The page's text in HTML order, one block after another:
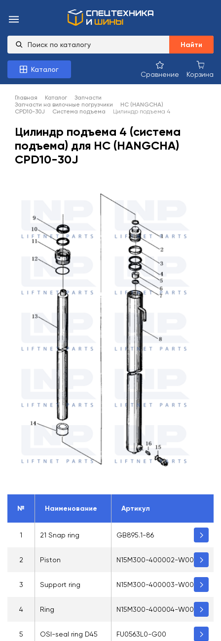
Найти
Каталог
Сравнение Корзина
Главная Каталог
Запчасти
Запчасти на вилочные погрузчики
HC (HANGCHA)
CPD10-30J
Система подъема Цилиндр подъема 4
Цилиндр подъема 4 (система
подъема) для HC (HANGCHA)
CPD10-30J
№ Наименование Артикул
1 21 Snap ring GB895.1-86
2 Piston N15M300-400002-W00
3 Support ring N15M300-400003-W00
4 Ring N15M300-400004-W00
5 OSI-seal ring D45 FU0563L0-G00